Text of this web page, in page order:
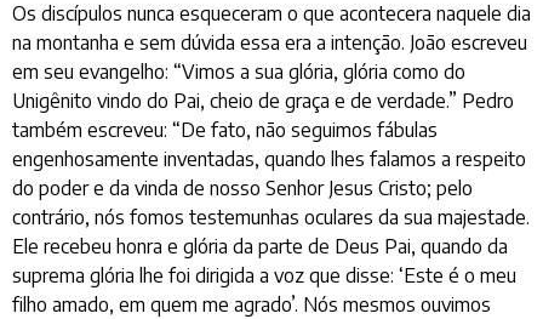
Os discípulos nunca esqueceram o que acontecera naquele dia
na montanha e sem dúvida essa era a intenção. João escreveu
em seu evangelho: “Vimos a sua glória, glória como do
Unigênito vindo do Pai, cheio de graça e de verdade.” Pedro
também escreveu: “De fato, não seguimos fábulas
engenhosamente inventadas, quando lhes falamos a respeito
do poder e da vinda de nosso Senhor Jesus Cristo; pelo
contrário, nós fomos testemunhas oculares da sua majestade.
Ele recebeu honra e glória da parte de Deus Pai, quando da
suprema glória lhe foi dirigida a voz que disse: ‘Este é o meu
filho amado, em quem me agrado’. Nós mesmos ouvimos